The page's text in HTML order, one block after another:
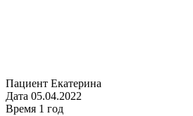
Пациент Екатерина
Дата 05.04.2022
Время 1 год